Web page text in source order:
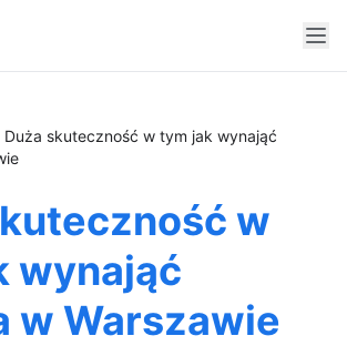
Duża skuteczność w tym jak wynająć
w
wynająć
w Warszawie